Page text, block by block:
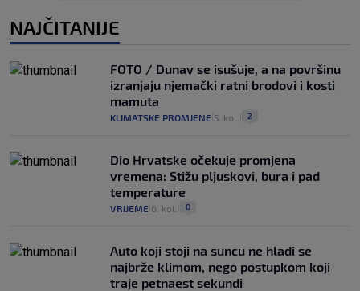
NAJČITANIJE
FOTO / Dunav se isušuje, a na površinu
izranjaju njemački ratni brodovi i kosti
mamuta
KLIMATSKE PROMJENE 5. kol. 2
Dio Hrvatske očekuje promjena
vremena: Stižu pljuskovi, bura i pad
temperature
VRIJEME 6. kol. 0
Auto koji stoji na suncu ne hladi se
najbrže klimom, nego postupkom koji
traje petnaest sekundi